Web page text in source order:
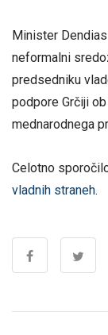
Minister
neformalni
predsedniku
podpore Grčiji
mednarodnega
Celotno
vladnih straneh.